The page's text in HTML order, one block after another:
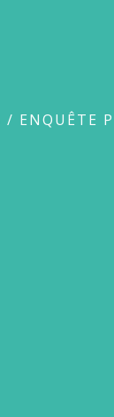
/ ENQUÊTE